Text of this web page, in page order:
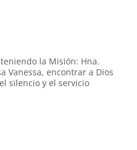
la Misión: Hna.
Vanessa, encontrar a Dios
silencio y el servicio